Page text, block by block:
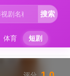
体育 短剧
搜索